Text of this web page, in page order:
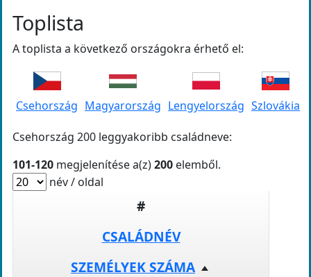
Toplista
A toplista a következő országokra érhető el:
Csehország Magyarország Lengyelország Szlovákia
Csehország 200 leggyakoribb családneve:
101-120 megjelenítése a(z)200 elemből.
név / oldal
#
CSALÁDNÉV
SZEMÉLYEK SZÁMA